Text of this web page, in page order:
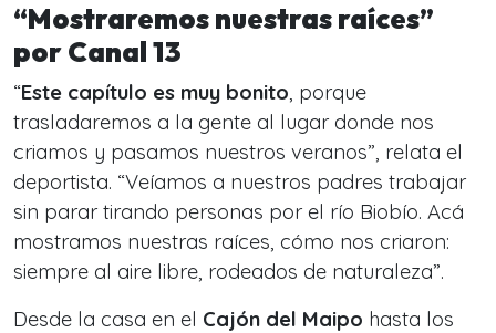
“Mostraremos nuestras raíces”
por Canal 13
“Este capítulo es muy bonito, porque
trasladaremos a la gente al lugar donde nos
criamos y pasamos nuestros veranos”, relata el
deportista. “Veíamos a nuestros padres trabajar
sin parar tirando personas por el río Biobío. Acá
mostramos nuestras raíces, cómo nos criaron:
siempre al aire libre, rodeados de naturaleza”.
Desde la casa en el Cajón del Maipo hasta los